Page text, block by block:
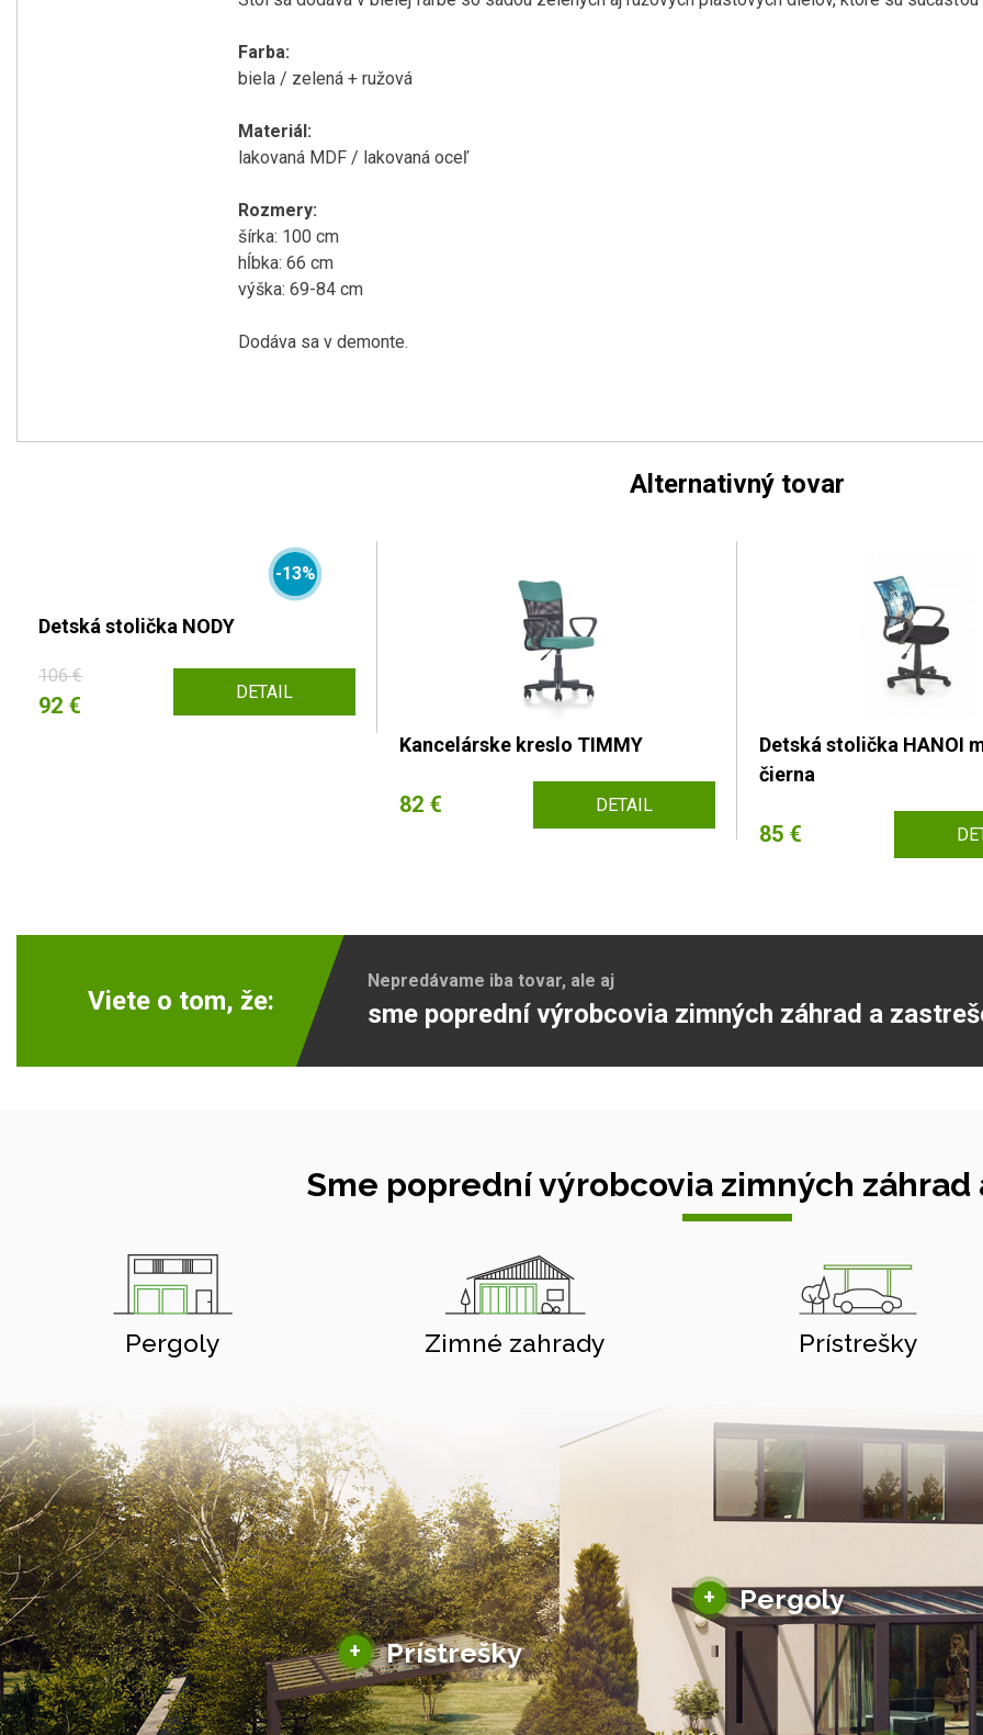
Farba:
biela / zelená + ružová
Materiál:
lakovaná MDF / lakovaná oceľ
Rozmery:
šírka: 100 cm
hĺbka: 66 cm
výška: 69-84 cm
Dodáva sa v demonte.
Alternativný tovar
-13%
Detská stolička NODY
106 €
92 € DETAIL
Kancelárske kreslo TIMMY
82 € DETAIL
Detská stolička HANOI
čierna
85 €
Viete o tom, že:
Nepredávame iba tovar, ale aj
sme poprední výrobcovia zimných záhrad a
Sme poprední výrobcovia zimných záhrad
Pergoly Zimné zahrady Prístrešky
+ Pergoly
Hliníkové pergoly
Bioklimatické pergoly
Altány a zastrešenie
Solárne pergoly
+ Prístrešky
Hliníkové prístrešky
Solárne prístrešky pre auto